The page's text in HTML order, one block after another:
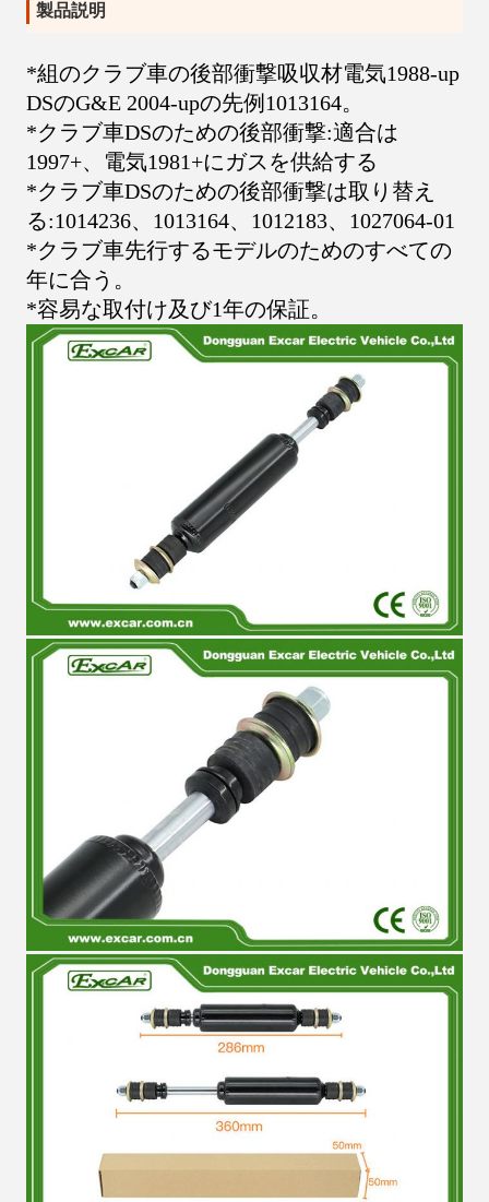
製品説明
*組のクラブ車の後部衝撃吸収材電気1988-up
DSのG&E 2004-upの先例1013164。
*クラブ車DSのための後部衝撃:適合は
1997+、電気1981+にガスを供給する
*クラブ車DSのための後部衝撃は取り替え
る:1014236、1013164、1012183、1027064-01
*クラブ車先行するモデルのためのすべての
年に合う。
*容易な取付け及び1年の保証。